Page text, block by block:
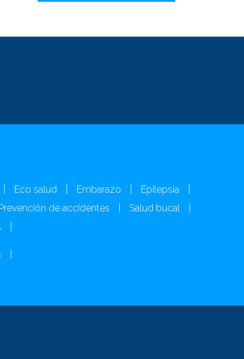
Eco salud Embarazo Epilepsia
de accidentes Salud bucal